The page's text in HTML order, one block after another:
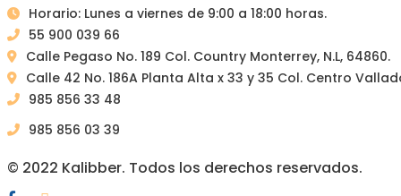
Horario: Lunes a viernes de 9:00 a 18:00 horas.
55 900 039 66
Calle Pegaso No. 189 Col. Country Monterrey, N.L, 64860.
Calle 42 No. 186A Planta Alta x 33 y 35 Col. Centro
985 856 33 48
985 856 03 39
© 2022 Kalibber. Todos los derechos reservados.